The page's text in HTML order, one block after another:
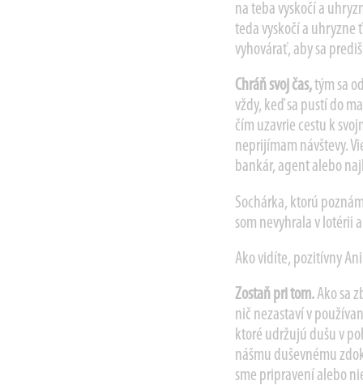
na teba vyskočí a
teda vyskočí a uhryzne
vyhovárať, aby sa
Chráň svoj čas,tým sa
vždy, keď sa pustí do
čím uzavrie cestu k
neprijímam návštevy.
bankár, agent alebo
Sochárka, ktorú
som nevyhrala v lotérii
Ako vidíte, pozitívny
Zostaň pri tom.Ako sa
nič nezastaví v
ktoré udržujú dušu v
nášmu duševnému
sme pripravení alebo